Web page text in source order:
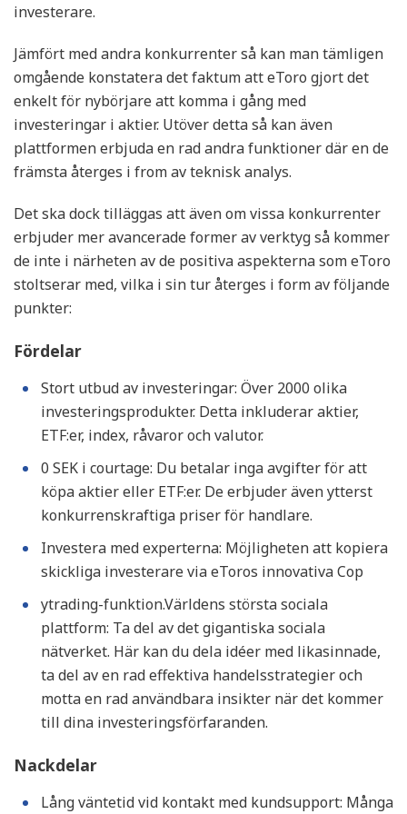
investerare.
Jämfört med andra konkurrenter så kan man tämligen
omgående konstatera det faktum att eToro gjort det
enkelt för nybörjare att komma i gång med
investeringar i aktier. Utöver detta så kan även
plattformen erbjuda en rad andra funktioner där en de
främsta återges i from av teknisk analys.
Det ska dock tilläggas att även om vissa konkurrenter
erbjuder mer avancerade former av verktyg så kommer
de inte i närheten av de positiva aspekterna som eToro
stoltserar med, vilka i sin tur återges i form av följande
punkter:
Fördelar
Stort utbud av investeringar: Över 2000 olika
investeringsprodukter. Detta inkluderar aktier,
ETF:er, index, råvaror och valutor.
0 SEK i courtage: Du betalar inga avgifter för att
köpa aktier eller ETF:er. De erbjuder även ytterst
konkurrenskraftiga priser för handlare.
Investera med experterna: Möjligheten att kopiera
skickliga investerare via eToros innovativa Cop
ytrading-funktion.Världens största sociala
plattform: Ta del av det gigantiska sociala
nätverket. Här kan du dela idéer med likasinnade,
ta del av en rad effektiva handelsstrategier och
motta en rad användbara insikter när det kommer
till dina investeringsförfaranden.
Nackdelar
Lång väntetid vid kontakt med kundsupport: Många